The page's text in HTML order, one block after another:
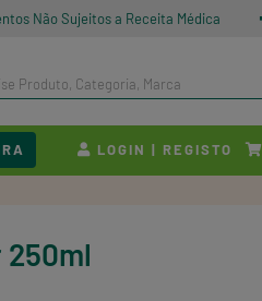
Não Sujeitos a Receita Médica
LOGIN | REGISTO
250ml